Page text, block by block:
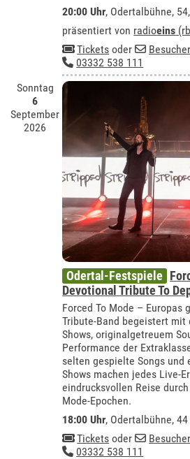
20:00 Uhr, Odertalbühne,
präsentiert von radioeins
Tickets oder
03332 538 111
Sonntag
6
September
2026
Odertal-Festspiele
Devotional Tribute To
Forced To Mode – Europas
Tribute-Band begeistert mit
Shows, originalgetreuem
Performance der
selten gespielte Songs und
Shows machen jedes Live-
eindrucksvollen Reise
Mode-Epochen.
18:00 Uhr, Odertalbühne,
Tickets oder
03332 538 111